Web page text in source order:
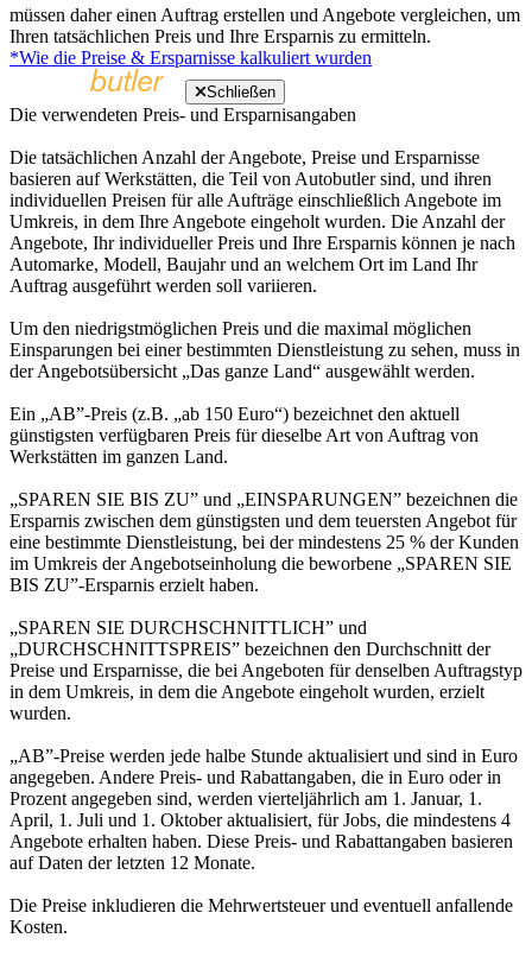
müssen daher einen Auftrag erstellen und Angebote vergleichen, um
Ihren tatsächlichen Preis und Ihre Ersparnis zu ermitteln.
*Wie die Preise & Ersparnisse kalkuliert wurden
Schließen
Die verwendeten Preis- und Ersparnisangaben
Die tatsächlichen Anzahl der Angebote, Preise und Ersparnisse
basieren auf Werkstätten, die Teil von Autobutler sind, und ihren
individuellen Preisen für alle Aufträge einschließlich Angebote im
Umkreis, in dem Ihre Angebote eingeholt wurden. Die Anzahl der
Angebote, Ihr individueller Preis und Ihre Ersparnis können je nach
Automarke, Modell, Baujahr und an welchem Ort im Land Ihr
Auftrag ausgeführt werden soll variieren.
Um den niedrigstmöglichen Preis und die maximal möglichen
Einsparungen bei einer bestimmten Dienstleistung zu sehen, muss in
der Angebotsübersicht „Das ganze Land“ ausgewählt werden.
Ein „AB”-Preis (z.B. „ab 150 Euro“) bezeichnet den aktuell
günstigsten verfügbaren Preis für dieselbe Art von Auftrag von
Werkstätten im ganzen Land.
„SPAREN SIE BIS ZU” und „EINSPARUNGEN” bezeichnen die
Ersparnis zwischen dem günstigsten und dem teuersten Angebot für
eine bestimmte Dienstleistung, bei der mindestens 25 % der Kunden
im Umkreis der Angebotseinholung die beworbene „SPAREN SIE
BIS ZU”-Ersparnis erzielt haben.
„SPAREN SIE DURCHSCHNITTLICH” und
„DURCHSCHNITTSPREIS” bezeichnen den Durchschnitt der
Preise und Ersparnisse, die bei Angeboten für denselben Auftragstyp
in dem Umkreis, in dem die Angebote eingeholt wurden, erzielt
wurden.
„AB”-Preise werden jede halbe Stunde aktualisiert und sind in Euro
angegeben. Andere Preis- und Rabattangaben, die in Euro oder in
Prozent angegeben sind, werden vierteljährlich am 1. Januar, 1.
April, 1. Juli und 1. Oktober aktualisiert, für Jobs, die mindestens 4
Angebote erhalten haben. Diese Preis- und Rabattangaben basieren
auf Daten der letzten 12 Monate.
Die Preise inkludieren die Mehrwertsteuer und eventuell anfallende
Kosten.